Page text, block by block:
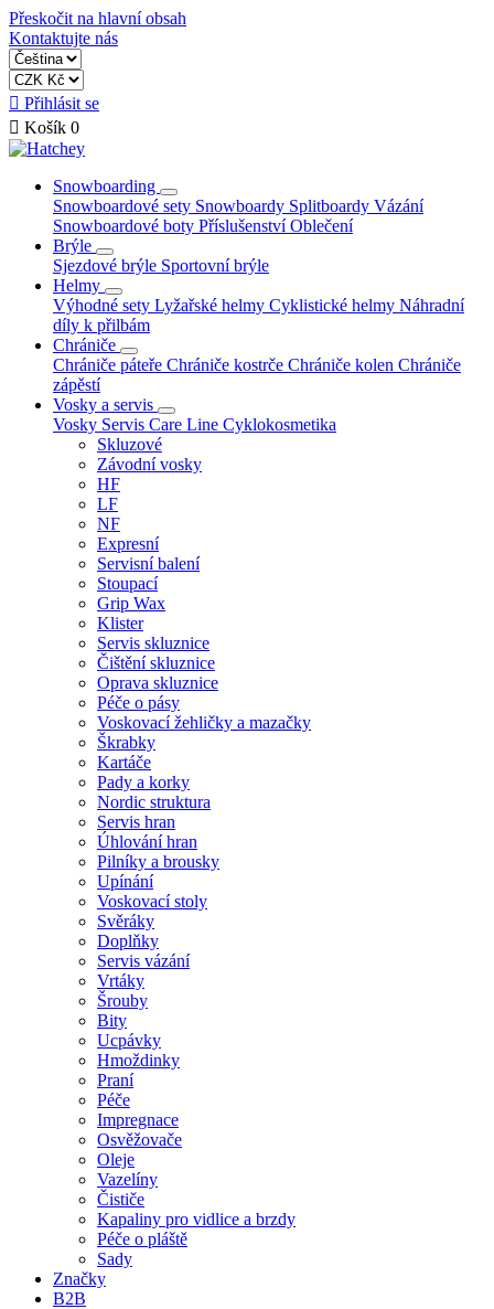
Přeskočit na hlavní obsah
Kontaktujte nás
 Přihlásit se
 Košík 0
Snowboarding
Snowboardové sety Snowboardy Splitboardy Vázání
Snowboardové boty PříslušenstvíOblečení
Brýle
Sjezdové brýle Sportovní brýle
Helmy
Výhodné sety Lyžařské helmy Cyklistické helmy Náhradní
díly k přilbám
Chrániče
Chrániče páteře Chrániče kostrče Chrániče kolen Chrániče
zápěstí
Vosky a servis
Vosky Servis Care Line Cyklokosmetika
Skluzové
Závodní vosky
HF
LF
NF
Expresní
Servisní balení
Stoupací
Grip Wax
Klister
Servis skluznice
Čištění skluznice
Oprava skluznice
Péče o pásy
Voskovací žehličky a mazačky
Škrabky
Kartáče
Pady a korky
Nordic struktura
Servis hran
Úhlování hran
Pilníky a brousky
Upínání
Voskovací stoly
Svěráky
Doplňky
Servis vázání
Vrtáky
Šrouby
Bity
Ucpávky
Hmoždinky
Praní
Péče
Impregnace
Osvěžovače
Oleje
Vazelíny
Čističe
Kapaliny pro vidlice a brzdy
Péče o pláště
Sady
Značky
B2B